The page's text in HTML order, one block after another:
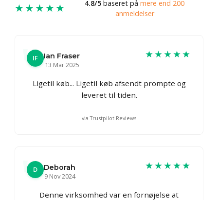
★★★★★ 4.8/5 baseret på mere end 200
anmeldelser
IF
Ian Fraser
13 Mar 2025
★★★★★
Ligetil køb... Ligetil køb afsendt prompte og
leveret til tiden.
via Trustpilot Reviews
D
Deborah
9 Nov 2024
★★★★★
Denne virksomhed var en fornøjelse at